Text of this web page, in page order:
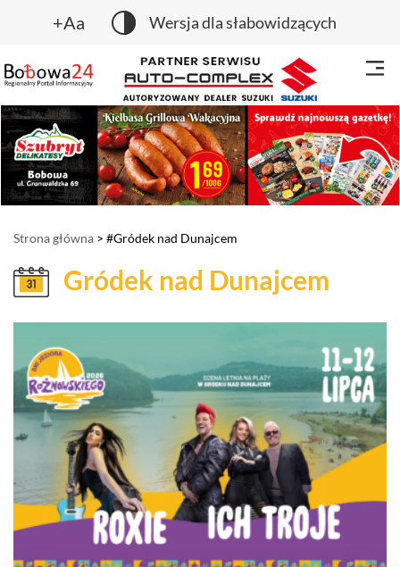
+Aa Wersja dla słabowidzących
Strona główna > #Gródek nad Dunajcem
Gródek nad Dunajcem